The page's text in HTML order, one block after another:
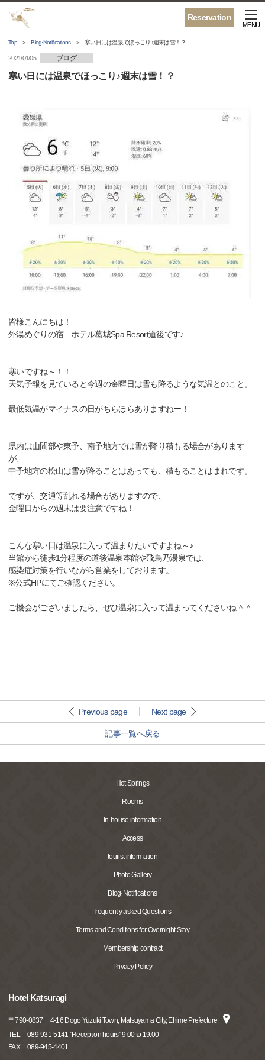
Reservation
MENU
Top Blog·Notifications 寒い日には温泉でほっこり♪週末は雪！？
2021/01/05 ブログ
寒い日には温泉でほっこり♪週末は雪！？
皆様こんにちは！
外湯めぐりの宿 ホテル葛城Spa Resort道後です♪
寒いですね～！！
天気予報を見ていると今週の金曜日は雪も降るような気温とのこと。
最低気温がマイナスの日がちらほらありますねー！
県内は山間部や東予、南予地方では雪が降り積もる場合があります
が、
中予地方の松山は雪が降ることはあっても、積もることはまれです。
ですが、交通等乱れる場合がありますので、
金曜日からの週末は要注意ですね！
こんな寒い日は温泉に入って温まりたいですよね～♪
当館から徒歩1分程度の道後温泉本館や飛鳥乃湯泉では、
感染症対策を行いながら営業をしております。
※公式HPにてご確認ください。
ご機会がございましたら、ぜひ温泉に入って温まってくださいね＾＾
Previous page Next page
記事一覧へ戻る
Hot Springs
Rooms
In-house information
Access
tourist information
Photo Gallery
Blog·Notifications
frequently asked Questions
Terms and Conditions for Overnight Stay
Membership contract
Privacy Policy
Hotel Katsuragi
〒790-0837
4-16 Dogo Yuzuki Town, Matsuyama City, Ehime Prefecture
TEL
089-931-5141 "Reception hours" 9:00 to 19:00
FAX
089-945-4401